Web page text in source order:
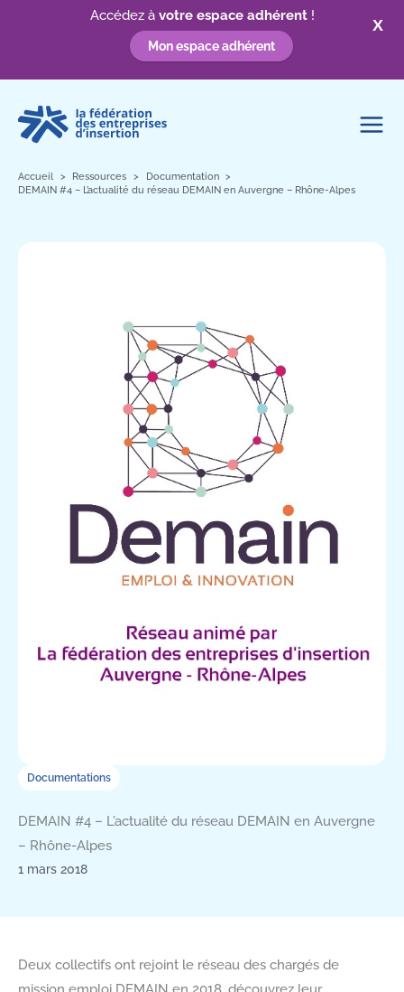
X
Accédez à votre espace adhérent!
Mon espace adhérent
contenu
Accueil Ressources
Documentation
DEMAIN #4 – L’actualité du réseau DEMAIN en Auvergne – Rhône-Alpes
Documentations
DEMAIN #4 – L’actualité du réseau DEMAIN en Auvergne
– Rhône-Alpes
1 mars 2018
Deux collectifs ont rejoint le réseau des chargés de
mission emploi DEMAIN en 2018, découvrez leur